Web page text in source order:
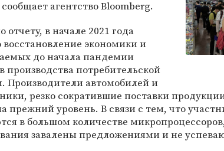
агентство Bloomberg.
отчету, в начале 2021 года
восстановление экономики и
до начала пандемии
производства потребительской
Производители автомобилей и
резко сократившие поставки
прежний уровень. В связи с тем, что
в большом количестве
завалены предложениями и не